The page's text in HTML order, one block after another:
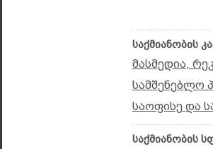
საქმიანობის
მასმედია,
სამშენებლო
საოფისე და
საქმიანობის